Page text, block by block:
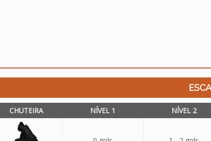
CHUTEIRA NÍVEL 1 NÍVEL 2